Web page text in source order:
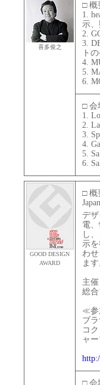
喜多俊之
□ 概
1.
示
2.
3.
ト
4.
5.
6.
□ 会
1.
2.
3.
4.
5.
6.
GOOD DESIGN
AWARD
□ 概
デ
電
し
示
わ
ます
主
総
≪参
ブ
コ
ャ
□ 会